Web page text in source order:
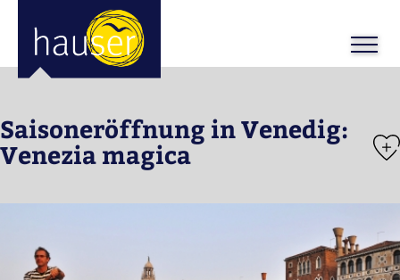
Saisoneröffnung in Venedig:
Venezia magica